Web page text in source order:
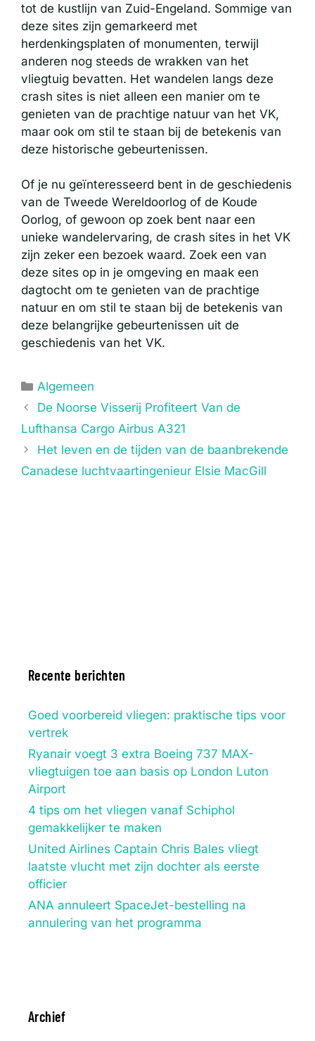
tot de kustlijn van Zuid-Engeland. Sommige van
deze sites zijn gemarkeerd met
herdenkingsplaten of monumenten, terwijl
anderen nog steeds de wrakken van het
vliegtuig bevatten. Het wandelen langs deze
crash sites is niet alleen een manier om te
genieten van de prachtige natuur van het VK,
maar ook om stil te staan bij de betekenis van
deze historische gebeurtenissen.
Of je nu geïnteresseerd bent in de geschiedenis
van de Tweede Wereldoorlog of de Koude
Oorlog, of gewoon op zoek bent naar een
unieke wandelervaring, de crash sites in het VK
zijn zeker een bezoek waard. Zoek een van
deze sites op in je omgeving en maak een
dagtocht om te genieten van de prachtige
natuur en om stil te staan bij de betekenis van
deze belangrijke gebeurtenissen uit de
geschiedenis van het VK.
Categorieën
Algemeen
De Noorse Visserij Profiteert Van de
Lufthansa Cargo Airbus A321
Het leven en de tijden van de baanbrekende
Canadese luchtvaartingenieur Elsie MacGill
Recente berichten
Goed voorbereid vliegen: praktische tips voor
vertrek
Ryanair voegt 3 extra Boeing 737 MAX-
vliegtuigen toe aan basis op London Luton
Airport
4 tips om het vliegen vanaf Schiphol
gemakkelijker te maken
United Airlines Captain Chris Bales vliegt
laatste vlucht met zijn dochter als eerste
officier
ANA annuleert SpaceJet-bestelling na
annulering van het programma
Archief